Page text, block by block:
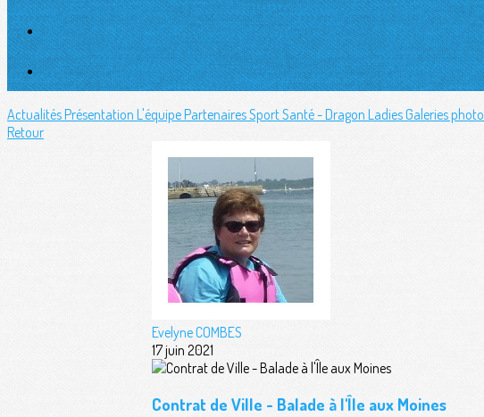
ActualitésPrésentation L'équipePartenairesSport Santé - Dragon LadiesGaleries photo
Retour
Evelyne COMBES
17 juin 2021
Contrat de Ville - Balade à l'Île aux Moines